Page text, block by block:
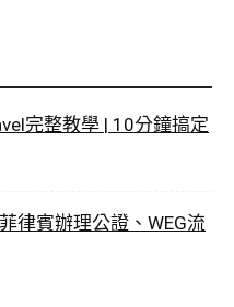
完整教學 | 10分鐘搞定
律賓辦理公證、WEG流